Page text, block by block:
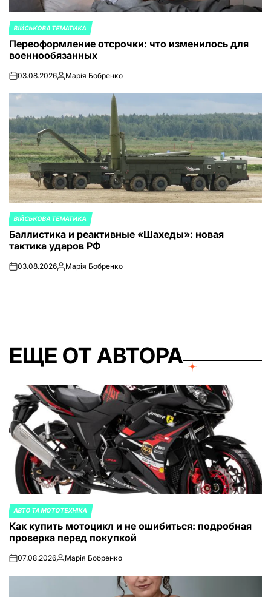
ОПУБЛИКОВАНО
В
ВІЙСЬКОВА ТЕМАТИКА
Переоформление отсрочки: что изменилось для
военнообязанных
on03.08.2026Запись
Марія Бобренко
ОПУБЛИКОВАНО
В
ВІЙСЬКОВА ТЕМАТИКА
Баллистика и реактивные «Шахеды»: новая
тактика ударов РФ
on03.08.2026Запись
Марія Бобренко
ЕЩЕ ОТ АВТОРА
ОПУБЛИКОВАНО
В
АВТО ТА МОТОТЕХНІКА
Как купить мотоцикл и не ошибиться: подробная
проверка перед покупкой
on07.08.2026Запись
Марія Бобренко